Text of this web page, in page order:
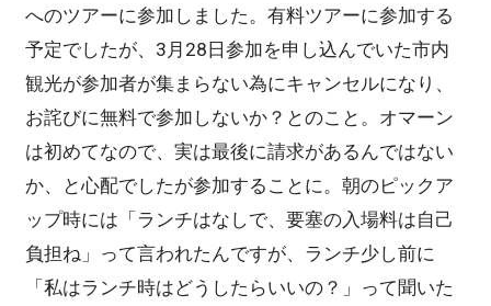
へのツアーに参加しました。有料ツアーに参加する
予定でしたが、3月28日参加を申し込んでいた市内
観光が参加者が集まらない為にキャンセルになり、
お詫びに無料で参加しないか？とのこと。オマーン
は初めてなので、実は最後に請求があるんではない
か、と心配でしたが参加することに。朝のピックア
ップ時には「ランチはなしで、要塞の入場料は自己
負担ね」って言われたんですが、ランチ少し前に
「私はランチ時はどうしたらいいの？」って聞いた